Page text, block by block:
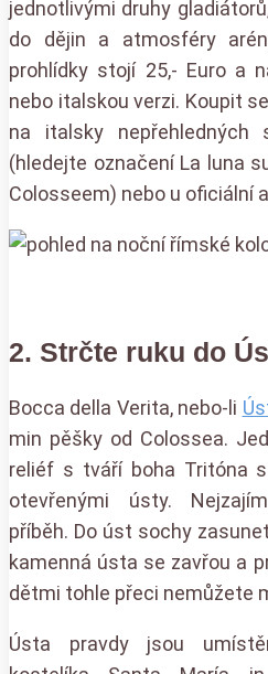
jednotlivými druhy
do dějin a atmosféry
prohlídky stojí 25,- Euro a
nebo italskou verzi. Koupit
na italsky nepřehledných
(hledejte označení La luna
Colosseem) nebo u oficiální
2. Strčte ruku do
Bocca della Verita, nebo-li
min pěšky od Colossea.
reliéf s tváří boha Tritóna
otevřenými ústy.
příběh. Do úst sochy
kamenná ústa se zavřou a
dětmi tohle přeci nemůžete
Ústa pravdy jsou